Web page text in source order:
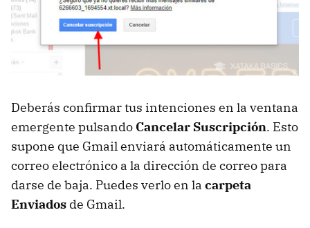
Deberás confirmar tus intenciones en la ventana
emergente pulsando Cancelar Suscripción. Esto
supone que Gmail enviará automáticamente un
correo electrónico a la dirección de correo para
darse de baja. Puedes verlo en la carpeta
Enviados de Gmail.